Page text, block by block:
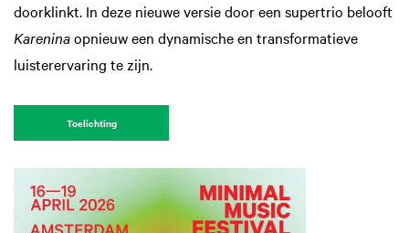
doorklinkt. In deze nieuwe versie door een supertrio belooft
Kareninaopnieuw een dynamische en transformatieve
luisterervaring te zijn.
Toelichting